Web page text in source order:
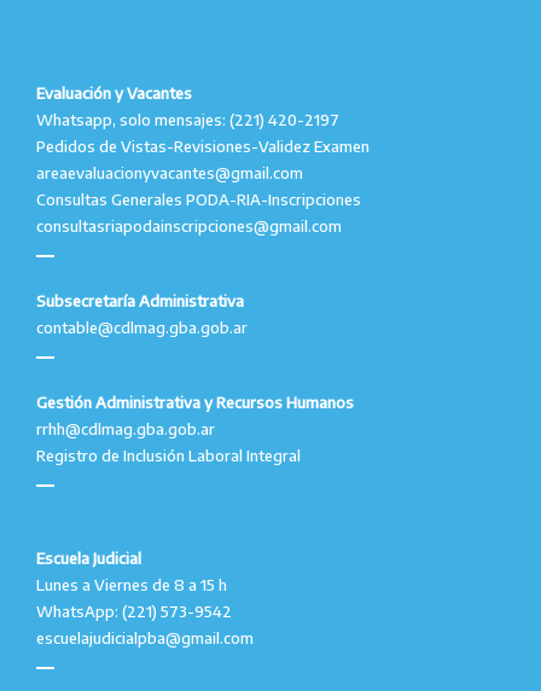
Evaluación y Vacantes
Whatsapp, solo mensajes: (221) 420-2197
Pedidos de Vistas-Revisiones-Validez Examen
areaevaluacionyvacantes@gmail.com
Consultas Generales PODA-RIA-Inscripciones
consultasriapodainscripciones@gmail.com
Subsecretaría Administrativa
contable@cdlmag.gba.gob.ar
Gestión Administrativa y Recursos Humanos
rrhh@cdlmag.gba.gob.ar
Registro de Inclusión Laboral Integral
Escuela Judicial
Lunes a Viernes de 8 a 15 h
WhatsApp: (221) 573-9542
escuelajudicialpba@gmail.com